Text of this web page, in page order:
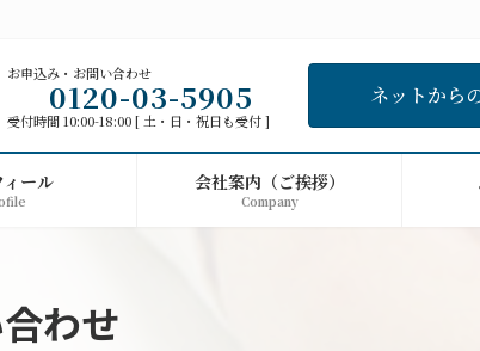
お申込み・お問い合わせ
0120-03-5905
受付時間 10:00-18:00 [ 土・日・祝日も受付 ]
ネットから
ィール 会社案内（ご挨拶）
Company
わせ